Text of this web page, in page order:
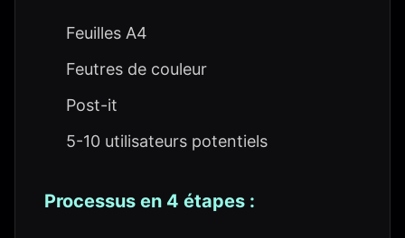
Feuilles A4
Feutres de couleur
Post-it
5-10 utilisateurs potentiels
Processus en 4 étapes :